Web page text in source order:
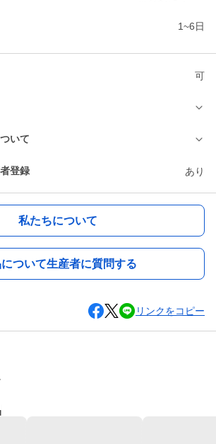
1~6日
可
いて
登録 あり
私たちについて
ついて生産者に質問する
リンクをコピー